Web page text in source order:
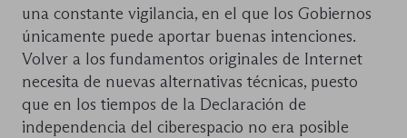
una constante vigilancia, en el que los Gobiernos
únicamente puede aportar buenas intenciones.
Volver a los fundamentos originales de Internet
necesita de nuevas alternativas técnicas, puesto
que en los tiempos de la Declaración de
independencia del ciberespacio no era posible